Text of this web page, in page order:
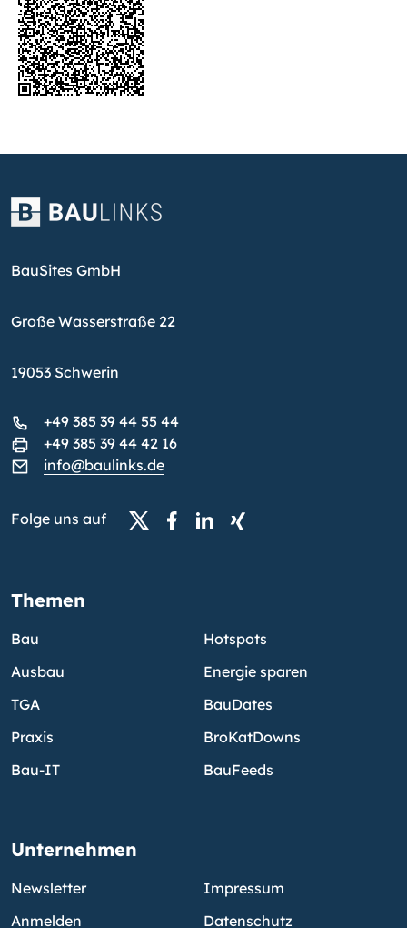
BauSites GmbH
Große Wasserstraße 22
19053 Schwerin
+49 385 39 44 55 44
+49 385 39 44 42 16
info@baulinks.de
Folge uns auf
Themen
Bau
Ausbau
TGA
Praxis
Bau-IT
Hotspots
Energie sparen
BauDates
BroKatDowns
BauFeeds
Unternehmen
Newsletter
Anmelden
Impressum
Datenschutz